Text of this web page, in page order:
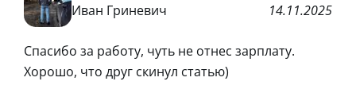
Иван Гриневич 14.11.2025
Спасибо за работу, чуть не отнес зарплату.
Хорошо, что друг скинул статью)